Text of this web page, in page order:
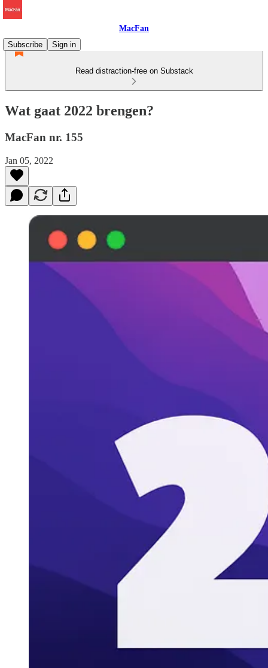
MacFan
Subscribe
Sign in
Read distraction-free on Substack
Wat gaat 2022 brengen?
MacFan nr. 155
Jan 05, 2022